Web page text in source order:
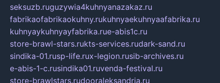
seksuzb.ruguzywia4kuhnyanazakaz.ru
fabrikaofabrikaokuhny.rukuhnyaekuhnyaafabrika.ru
kuhnyaykuhnyayfabrika.rue-abis1c.ru
store-brawl-stars.rukts-services.rudark-sand.ru
sindika-01.rusp-life.rux-legion.rusib-archives.ru
e-abis-1-c.rusindika01.ruvenda-festival.ru
store-brawlstars.rudooraleksandria.ru